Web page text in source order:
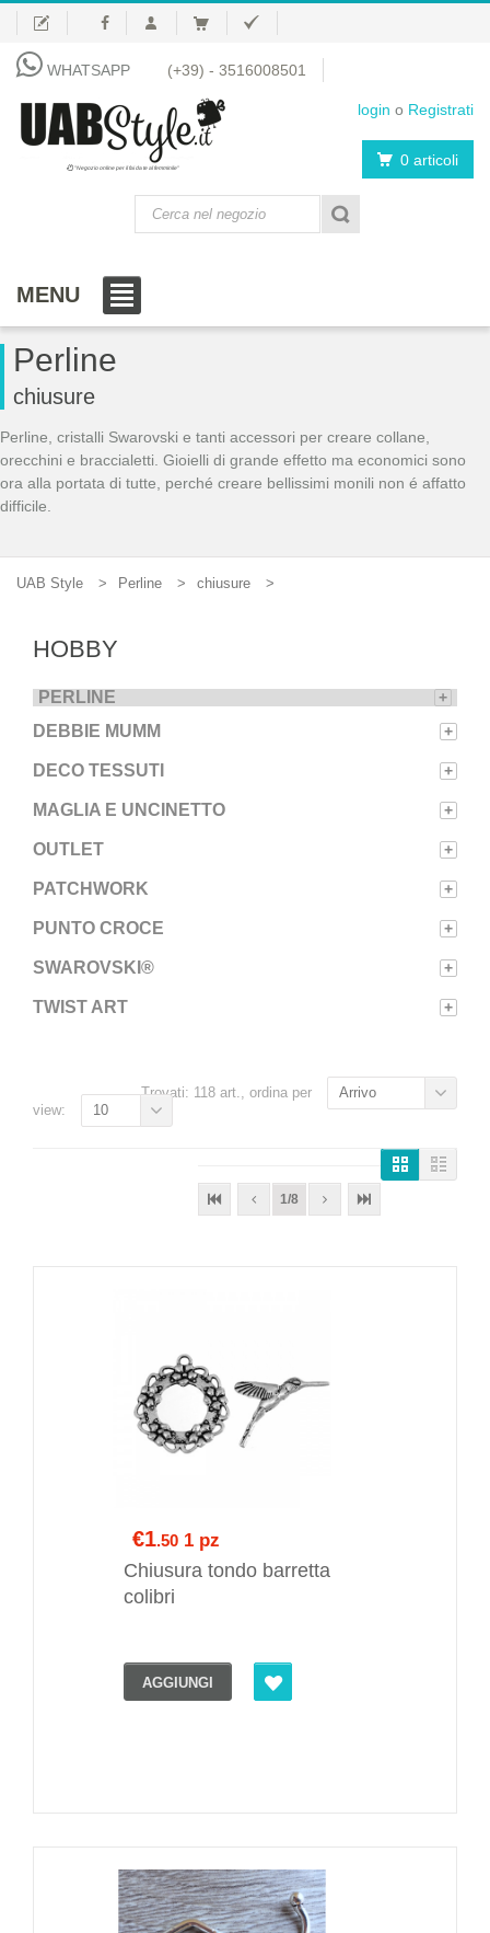
WHATSAPP (+39) - 3516008501
login o Registrati
"Negozio online per il fai da te al femminile" 0 articoli
MENU
Perline
chiusure
Perline, cristalli Swarovski e tanti accessori per creare collane,
orecchini e braccialetti. Gioielli di grande effetto ma economici sono
ora alla portata di tutte, perché creare bellissimi monili non é affatto
difficile.
UAB Style Perline chiusure
HOBBY
PERLINE +
DEBBIE MUMM +
DECO TESSUTI +
MAGLIA E UNCINETTO +
OUTLET +
PATCHWORK +
PUNTO CROCE +
SWAROVSKI® +
TWIST ART +
Trovati: 118 art., ordina per Arrivo
1/8
view: 10
€1.50 1 pz
Chiusura tondo barretta
colibri
AGGIUNGI